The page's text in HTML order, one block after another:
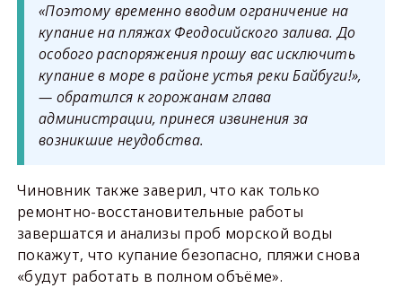
«Поэтому временно вводим ограничение на
купание на пляжах Феодосийского залива. До
особого распоряжения прошу вас исключить
купание в море в районе устья реки Байбуги!»,
— обратился к горожанам глава
администрации, принеся извинения за
возникшие неудобства.
Чиновник также заверил, что как только
ремонтно-восстановительные работы
завершатся и анализы проб морской воды
покажут, что купание безопасно, пляжи снова
«будут работать в полном объёме».